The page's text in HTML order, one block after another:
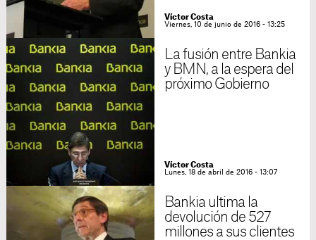
Víctor Costa
Viernes, 10 de junio de 2016 - 13:25
La fusión entre Bankia
y BMN, a la espera del
próximo Gobierno
Víctor Costa
Lunes, 18 de abril de 2016 - 13:07
Bankia ultima la
devolución de 527
millones a sus clientes